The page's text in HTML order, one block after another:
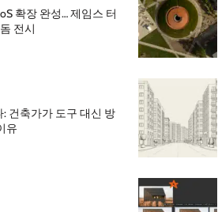
확장 완성… 제임스 터
전시
건축가가 도구 대신 방
유